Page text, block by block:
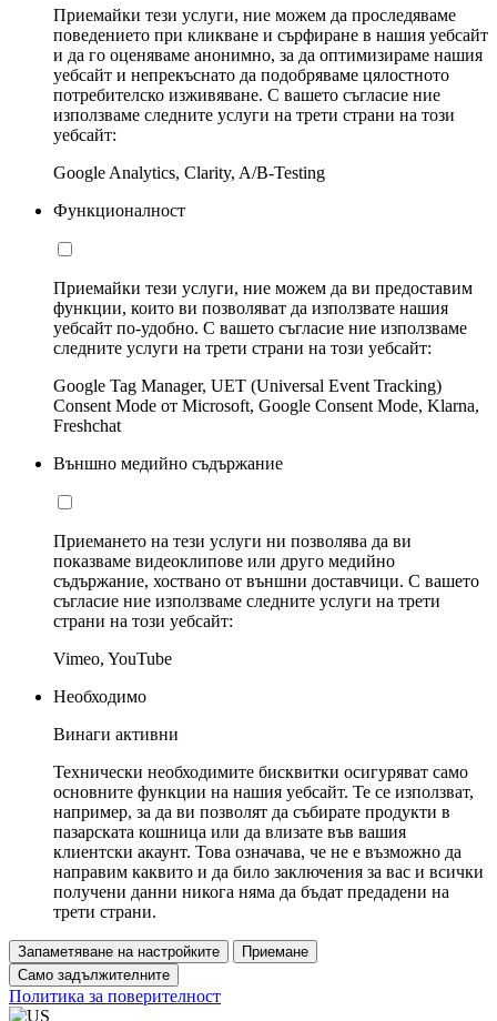
Приемайки тези услуги, ние можем да проследяваме
поведението при кликване и сърфиране в нашия уебсайт
и да го оценяваме анонимно, за да оптимизираме нашия
уебсайт и непрекъснато да подобряваме цялостното
потребителско изживяване. С вашето съгласие ние
използваме следните услуги на трети страни на този
уебсайт:
Google Analytics, Clarity, A/B-Testing
Функционалност
Приемайки тези услуги, ние можем да ви предоставим
функции, които ви позволяват да използвате нашия
уебсайт по-удобно. С вашето съгласие ние използваме
следните услуги на трети страни на този уебсайт:
Google Tag Manager, UET (Universal Event Tracking)
Consent Mode от Microsoft, Google Consent Mode, Klarna,
Freshchat
Външно медийно съдържание
Приемането на тези услуги ни позволява да ви
показваме видеоклипове или друго медийно
съдържание, хоствано от външни доставчици. С вашето
съгласие ние използваме следните услуги на трети
страни на този уебсайт:
Vimeo, YouTube
Необходимо
Винаги активни
Технически необходимите бисквитки осигуряват само
основните функции на нашия уебсайт. Те се използват,
например, за да ви позволят да събирате продукти в
пазарската кошница или да влизате във вашия
клиентски акаунт. Това означава, че не е възможно да
направим каквито и да било заключения за вас и всички
получени данни никога няма да бъдат предадени на
трети страни.
Запаметяване на настройките
Приемане
Само задължителните
Политика за поверителност